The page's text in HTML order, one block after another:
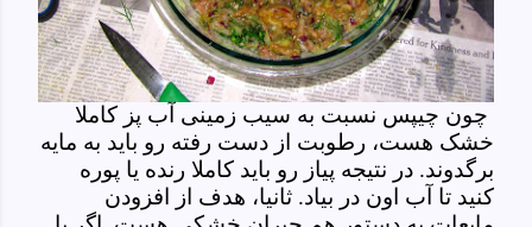
چون چیپس نسبت به سیب زمینی آب پز کاملا
خشک هست، رطوبت از دست رفته رو باید به مایه
برگدوند. در نتیجه پیاز رو باید کاملا رنده یا پوره
کنید تا آب اون در بیاد. ثانیا، هدف از افزودن